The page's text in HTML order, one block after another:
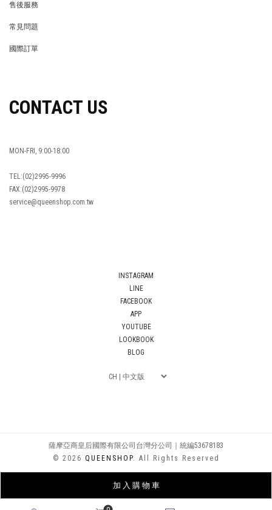
加 入 購 物 車
售後服務
常見問題
國際訂單
CONTACT US
MON-FRI, 9:00-18:00
TEL:(02)2995-9996
FAX:(02)2995-9978
service@queenshop.com.tw
INSTAGRAM
LINE
FACEBOOK
APP
YOUTUBE
LOOKBOOK
BLOG
薩摩亞商皇后國際有限公司台灣分公司｜統編53678183
© 2026 QUEENSHOP. All Rights Reserved